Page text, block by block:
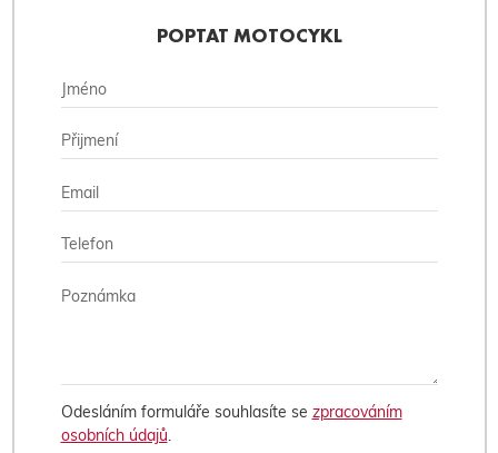
POPTAT MOTOCYKL
Odesláním formuláře souhlasíte se zpracováním
osobních údajů.